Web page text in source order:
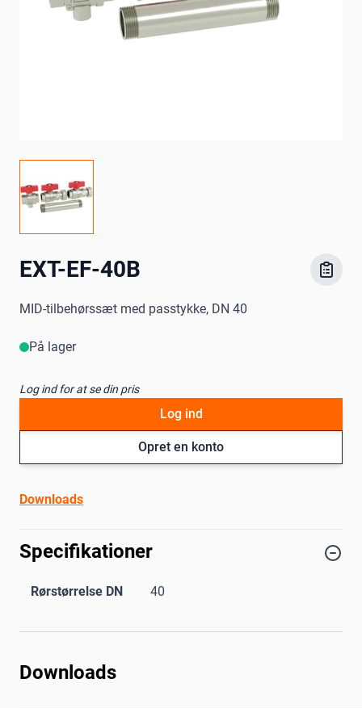
EXT-EF-40B
MID-tilbehørssæt med passtykke, DN 40
På lager
Log ind for at se din pris
Opret en konto
Log ind
Downloads
Specifikationer
Rørstørrelse DN 40
Downloads